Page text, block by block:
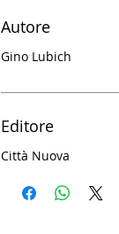
Autore
Gino Lubich
Editore
Città Nuova